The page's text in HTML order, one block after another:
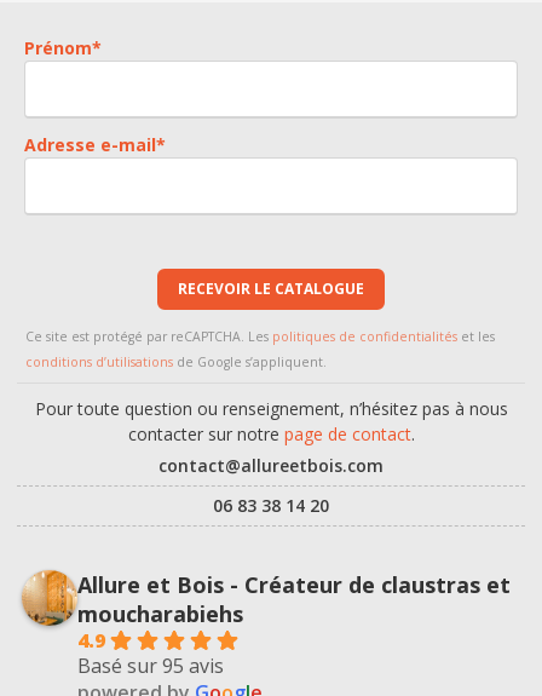
Prénom*
Adresse e-mail*
RECEVOIR LE CATALOGUE
Ce site est protégé par reCAPTCHA. Les politiques de confidentialités et les
conditions d’utilisations de Google s’appliquent.
Pour toute question ou renseignement, n’hésitez pas à nous
contacter sur notre page de contact.
contact@allureetbois.com
06 83 38 14 20
Allure et Bois - Créateur de claustras et
moucharabiehs
4.9
Basé sur 95 avis